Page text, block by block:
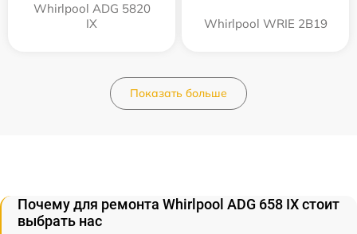
Whirlpool ADG 5820
IX
Whirlpool WRIE 2B19
Показать больше
Почему для ремонта Whirlpool ADG 658 IX стоит
выбрать нас